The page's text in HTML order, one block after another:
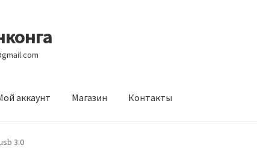
аккаунт Магазин Контакты
Оптовый склад
3.0